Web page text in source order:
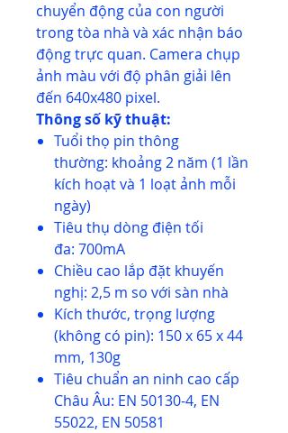
chuyển động của con người
trong tòa nhà và xác nhận báo
động trực quan. Camera chụp
ảnh màu với độ phân giải lên
đến 640x480 pixel.
Thông số kỹ thuật:
Tuổi thọ pin thông
thường: khoảng 2 năm (1 lần
kích hoạt và 1 loạt ảnh mỗi
ngày)
Tiêu thụ dòng điện tối
đa: 700mA
Chiều cao lắp đặt khuyến
nghị: 2,5 m so với sàn nhà
Kích thước, trọng lượng
(không có pin): 150 x 65 x 44
mm, 130g
Tiêu chuẩn an ninh cao cấp
Châu Âu: EN 50130-4, EN
55022, EN 50581